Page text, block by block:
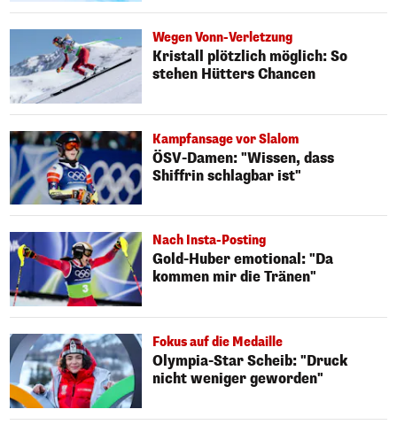
Wegen Vonn-Verletzung
Kristall plötzlich möglich: So
stehen Hütters Chancen
Kampfansage vor Slalom
ÖSV-Damen: "Wissen, dass
Shiffrin schlagbar ist"
Nach Insta-Posting
Gold-Huber emotional: "Da
kommen mir die Tränen"
Fokus auf die Medaille
Olympia-Star Scheib: "Druck
nicht weniger geworden"